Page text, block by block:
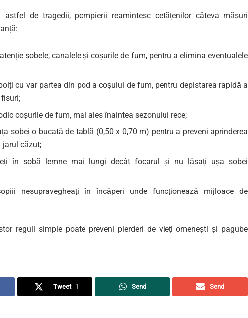
astfel de tragedii, pompierii reamintesc cetățenilor câteva măsuri
sobele, canalele și coșurile de fum, pentru a elimina eventualele
cu var partea din pod a coșului de fum, pentru depistarea rapidă a
coșurile de fum, mai ales înaintea sezonului rece;
sobei o bucată de tablă (0,50 x 0,70 m) pentru a preveni aprinderea
jarul căzut;
în sobă lemne mai lungi decât focarul și nu lăsați ușa sobei
nesupravegheați în încăperi unde funcționează mijloace de
reguli simple poate preveni pierderi de vieți omenești și pagube
Tweet 1 Send Send